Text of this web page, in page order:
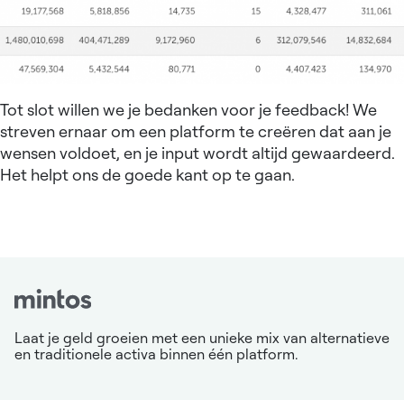
Tot slot willen we je bedanken voor je feedback! We
streven ernaar om een platform te creëren dat aan je
wensen voldoet, en je input wordt altijd gewaardeerd.
Het helpt ons de goede kant op te gaan.
Laat je geld groeien met een unieke mix van alternatieve
en traditionele activa binnen één platform.